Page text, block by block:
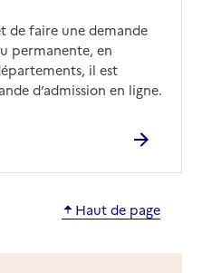
de faire une demande
permanente, en
il est
d’admission en ligne.
Haut de page